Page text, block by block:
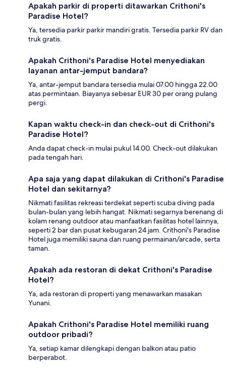
Apakah parkir di properti ditawarkan Crithoni's
Paradise Hotel?
Ya, tersedia parkir parkir mandiri gratis. Tersedia parkir RV dan
truk gratis.
Apakah Crithoni's Paradise Hotel menyediakan
layanan antar-jemput bandara?
Ya, antar-jemput bandara tersedia mulai 07.00 hingga 22.00
atas permintaan. Biayanya sebesar EUR 30 per orang pulang
pergi.
Kapan waktu check-in dan check-out di Crithoni's
Paradise Hotel?
Anda dapat check-in mulai pukul 14.00. Check-out dilakukan
pada tengah hari.
Apa saja yang dapat dilakukan di Crithoni's Paradise
Hotel dan sekitarnya?
Nikmati fasilitas rekreasi terdekat seperti scuba diving pada
bulan-bulan yang lebih hangat. Nikmati segarnya berenang di
kolam renang outdoor atau manfaatkan fasilitas hotel lainnya,
seperti 2 bar dan pusat kebugaran 24 jam. Crithoni's Paradise
Hotel juga memiliki sauna dan ruang permainan/arcade, serta
taman.
Apakah ada restoran di dekat Crithoni's Paradise
Hotel?
Ya, ada restoran di properti yang menawarkan masakan
Yunani.
Apakah Crithoni's Paradise Hotel memiliki ruang
outdoor pribadi?
Ya, setiap kamar dilengkapi dengan balkon atau patio
berperabot.